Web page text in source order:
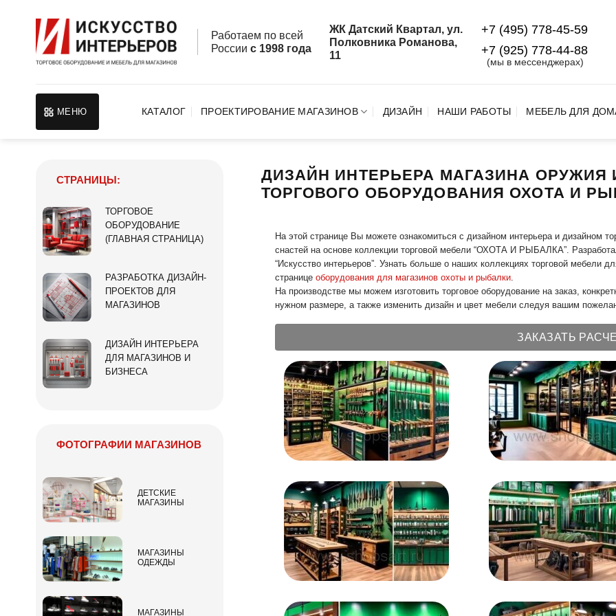
Работаем по всей
России с 1998 года
ЖК Датский Квартал, ул.
Полковника Романова,
11
+7 (495) 778-45-59
+7 (925) 778‑44‑88
(мы в мессенджерах)
МЕНЮ КАТАЛОГ ПРОЕКТИРОВАНИЕ МАГАЗИНОВ ДИЗАЙН НАШИ РАБОТЫ МЕБЕЛЬ ДЛЯ
ДИЗАЙН ИНТЕРЬЕРА МАГАЗИНА ОРУЖИЯ
ТОРГОВОГО ОБОРУДОВАНИЯ ОХОТА И
На этой странице Вы можете ознакомиться с дизайном интерьера и дизайном
снастей на основе коллекции торговой мебели “ОХОТА И РЫБАЛКА”.
“Искусство интерьеров”. Узнать больше о наших коллекциях торговой
странице оборудования для магазинов охоты и рыбалки.
На производстве мы можем изготовить торговое оборудование на заказ,
нужном размере, а также изменить дизайн и цвет мебели следуя вашим
ЗАКАЗАТЬ
СТРАНИЦЫ:
ТОРГОВОЕ
ОБОРУДОВАНИЕ
(ГЛАВНАЯ СТРАНИЦА)
РАЗРАБОТКА ДИЗАЙН-
ПРОЕКТОВ ДЛЯ
МАГАЗИНОВ
ДИЗАЙН ИНТЕРЬЕРА
ДЛЯ МАГАЗИНОВ И
БИЗНЕСА
ФОТОГРАФИИ МАГАЗИНОВ
ДЕТСКИЕ
МАГАЗИНЫ
МАГАЗИНЫ
ОДЕЖДЫ
МАГАЗИНЫ